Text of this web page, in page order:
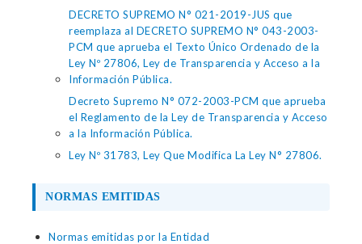
DECRETO SUPREMO N° 021-2019-JUS que
reemplaza al DECRETO SUPREMO N° 043-2003-
PCM que aprueba el Texto Único Ordenado de la
Ley Nº 27806, Ley de Transparencia y Acceso a la
Información Pública.
Decreto Supremo N° 072-2003-PCM que aprueba
el Reglamento de la Ley de Transparencia y Acceso
a la Información Pública.
Ley Nº 31783, Ley Que Modifica La Ley N° 27806.
NORMAS EMITIDAS
Normas emitidas por la Entidad